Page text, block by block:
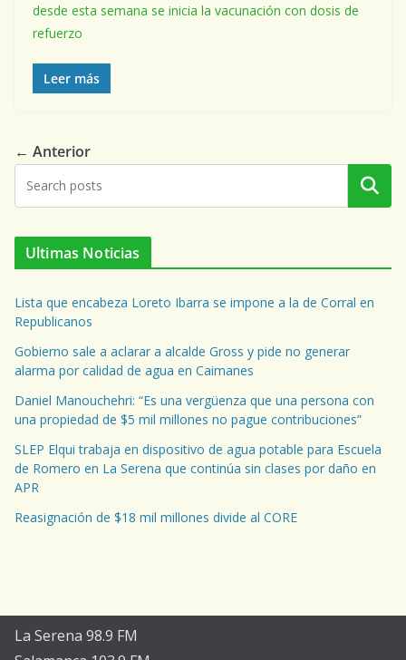
desde esta semana se inicia la vacunación con dosis de
refuerzo
Leer más
← Anterior
Buscar
Ultimas Noticias
Lista que encabeza Loreto Ibarra se impone a la de Corral en
Republicanos
Gobierno sale a aclarar a alcalde Gross y pide no generar
alarma por calidad de agua en Caimanes
Daniel Manouchehri: “Es una vergüenza que una persona con
una propiedad de $5 mil millones no pague contribuciones”
SLEP Elqui trabaja en dispositivo de agua potable para Escuela
de Romero en La Serena que continúa sin clases por daño en
APR
Reasignación de $18 mil millones divide al CORE
La Serena 98.9 FM